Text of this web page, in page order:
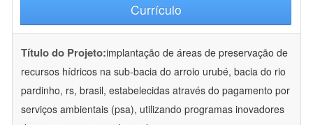
Currículo
Título do Projeto:implantação de áreas de preservação de
recursos hídricos na sub-bacia do arroio urubé, bacia do rio
pardinho, rs, brasil, estabelecidas através do pagamento por
serviços ambientais (psa), utilizando programas inovadores